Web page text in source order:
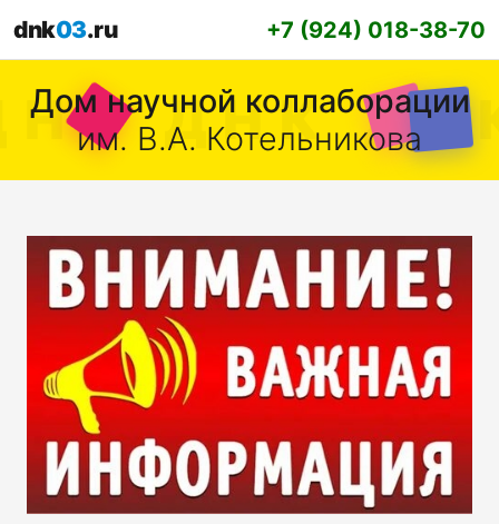
dnk03.ru +7 (924) 018-38-70
Дом научной коллаборации
им. В.А. Котельникова